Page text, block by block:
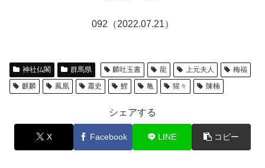
092（2022.07.21）
神社仏閣 群馬県 麟吐玉書 龍 上元夫人
梅福
麒麟
鳳凰 蕭史 鯉 亀 猩々 陳楠
シェアする
X Facebook LINE コピー